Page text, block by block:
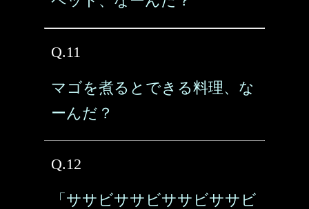
Q.11
マゴを煮るとできる料理、な
ーんだ？
Q.12
「ササビササビササビササビ